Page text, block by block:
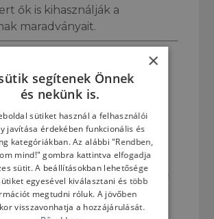
ők is kihasználják a
maradványait.
humorérzéke
nem fogod megtalálni a
merülésednél, de muszáj
van olyan cápa is, amiszó
a sötétben! A mókusfejű
apró, mélytengeri faj,
testtel.
Mély vízben, többnyire
×
segítenek Önnek
és nekünk is.
sütiket használ a felhasználói
javítása érdekében funkcionális és
kategóriákban. Az alábbi "Rendben,
mind!" gombra kattintva elfogadja
sütit. A beállításokban lehetősége
egyesével kiválasztani és több
megtudni róluk. A jövőben
visszavonhatja a hozzájárulását.